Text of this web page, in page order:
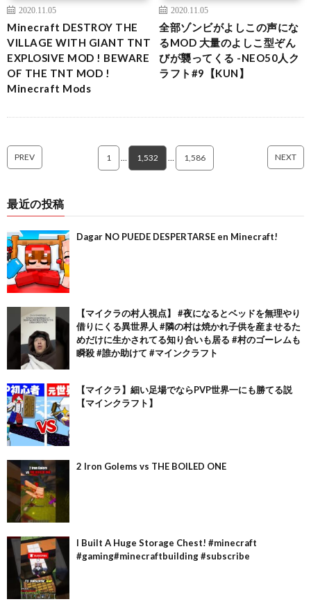
2020.11.05
Minecraft DESTROY THE
VILLAGE WITH GIANT TNT
EXPLOSIVE MOD ! BEWARE
OF THE TNT MOD !
Minecraft Mods
2020.11.05
全部ゾンビがよしこの声にな
るMOD 大量のよしこ型ぞん
びが襲ってくる -NEO50人ク
ラフト#9【KUN】
PREV 1 1,532 1,586 NEXT
最近の投稿
Dagar NO PUEDE DESPERTARSE en Minecraft!
【マイクラの村人視点】 #夜になるとベッドを無理やり
借りにくる異世界人 #隣の村は焼かれ子供を産ませるた
めだけに生かされてる知り合いも居る #村のゴーレムも
瞬殺 #誰か助けて #マインクラフト
【マイクラ】細い足場でならPVP世界一にも勝てる説
【マインクラフト】
2 Iron Golems vs THE BOILED ONE
I Built A Huge Storage Chest! #minecraft
#gaming#minecraftbuilding #subscribe